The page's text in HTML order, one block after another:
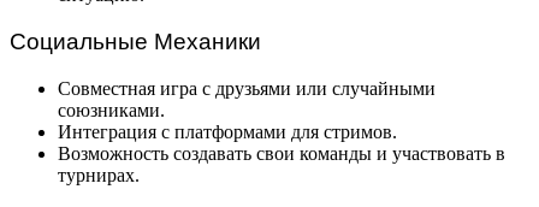
Социальные Механики
Совместная игра с друзьями или случайными
союзниками.
Интеграция с платформами для стримов.
Возможность создавать свои команды и участвовать в
турнирах.